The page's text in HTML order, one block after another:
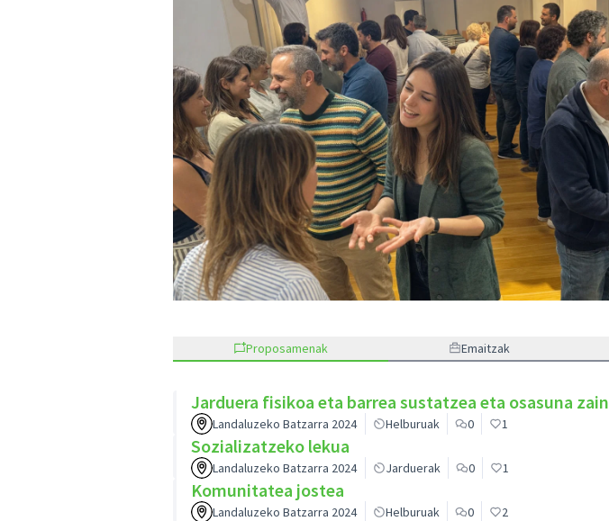
Proposamenak Emaitzak
Jarduera fisikoa eta barrea sustatzea eta osasuna
Landaluzeko Batzarra 2024 Helburuak 0 1
Sozializatzeko lekua
Landaluzeko Batzarra 2024 Jarduerak 0 1
Komunitatea jostea
Landaluzeko Batzarra 2024 Helburuak 0 2